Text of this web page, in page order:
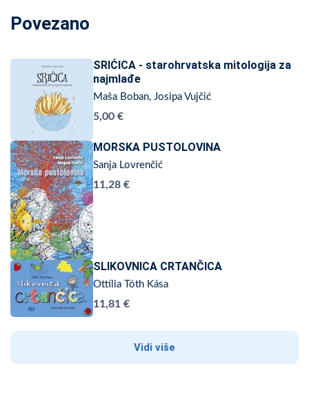
Povezano
SRIĆICA - starohrvatska mitologija za
najmlađe
Maša Boban, Josipa Vujčić
5,00 €
MORSKA PUSTOLOVINA
Sanja Lovrenčić
11,28 €
SLIKOVNICA CRTANČICA
Ottília Tóth Kása
11,81 €
Vidi više